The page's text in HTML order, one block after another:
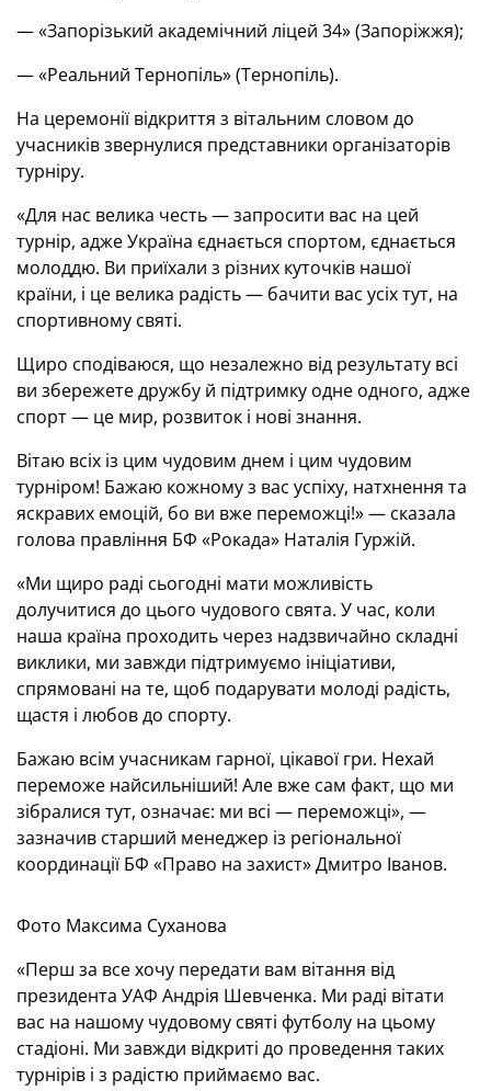
— «Запорізький академічний ліцей 34» (Запоріжжя);
— «Реальний Тернопіль» (Тернопіль).
На церемонії відкриття з вітальним словом до
учасників звернулися представники організаторів
турніру.
«Для нас велика честь — запросити вас на цей
турнір, адже Україна єднається спортом, єднається
молоддю. Ви приїхали з різних куточків нашої
країни, і це велика радість — бачити вас усіх тут, на
спортивному святі.
Щиро сподіваюся, що незалежно від результату всі
ви збережете дружбу й підтримку одне одного, адже
спорт — це мир, розвиток і нові знання.
Вітаю всіх із цим чудовим днем і цим чудовим
турніром! Бажаю кожному з вас успіху, натхнення та
яскравих емоцій, бо ви вже переможці!» — сказала
голова правління БФ «Рокада» Наталія Гуржій.
«Ми щиро раді сьогодні мати можливість
долучитися до цього чудового свята. У час, коли
наша країна проходить через надзвичайно складні
виклики, ми завжди підтримуємо ініціативи,
спрямовані на те, щоб подарувати молоді радість,
щастя і любов до спорту.
Бажаю всім учасникам гарної, цікавої гри. Нехай
переможе найсильніший! Але вже сам факт, що ми
зібралися тут, означає: ми всі — переможці», —
зазначив старший менеджер із регіональної
координації БФ «Право на захист» Дмитро Іванов.
Фото Максима Суханова
«Перш за все хочу передати вам вітання від
президента УАФ Андрія Шевченка. Ми раді вітати
вас на нашому чудовому святі футболу на цьому
стадіоні. Ми завжди відкриті до проведення таких
турнірів і з радістю приймаємо вас.